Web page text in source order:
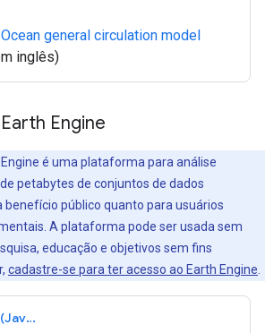
Ocean general circulation model
inglês)
Engine
é uma plataforma para análise
petabytes de conjuntos de dados
benefício público quanto para usuários
A plataforma pode ser usada sem
educação e objetivos sem fins
cadastre-se para ter acesso ao Earth Engine
Editor de código (JavaScript)